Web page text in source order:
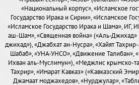
«Национальный корпус», «Исламское
Государство Ирака и Сирии», «Исламское
«Исламское Государство Ирака и Шама»,
аш-Шам», «Священная война» («Аль-Джихад»
джихад»), «Джабхат ан-Нусра», «Хайят
Шабаб», «УНА-УНСО», «Движение Талибан»,
Ихван аль-Муслимун»), «Меджлис крымско-
Тахрир», «Имарат Кавказ» («Кавказский
Джамаат моджахедов», «Нурджулар»,